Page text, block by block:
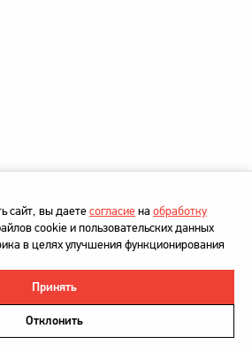
обработки персональных данных
сайт, вы даетесогласиена обработку
cookie и пользовательских данных
в целях улучшения функционирования
Принять
Отклонить